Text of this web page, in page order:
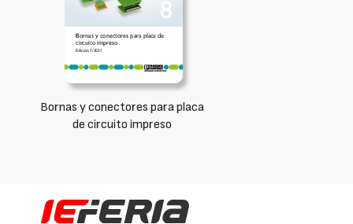
Bornas y conectores para placa
de circuito impreso